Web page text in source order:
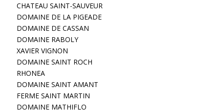
CHATEAU SAINT-SAUVEUR
DOMAINE DE LA PIGEADE
DOMAINE DE CASSAN
DOMAINE RABOLY
XAVIER VIGNON
DOMAINE SAINT ROCH
RHONEA
DOMAINE SAINT AMANT
FERME SAINT MARTIN
DOMAINE MATHIFLO